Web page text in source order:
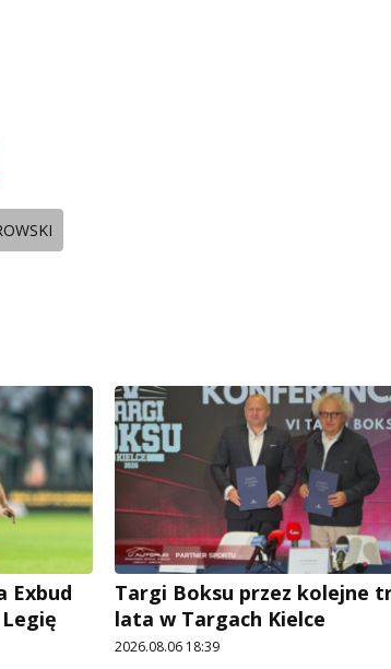
Exbud
Targi Boksu przez kolejne
lata w Targach Kielce
2026.08.06 18:39